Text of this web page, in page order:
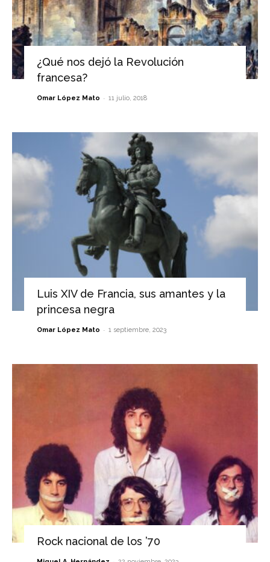
¿Qué nos dejó la Revolución
francesa?
Omar López Mato - 11 julio, 2018
Luis XIV de Francia, sus amantes y la
princesa negra
Omar López Mato - 1 septiembre, 2023
Rock nacional de los ’70